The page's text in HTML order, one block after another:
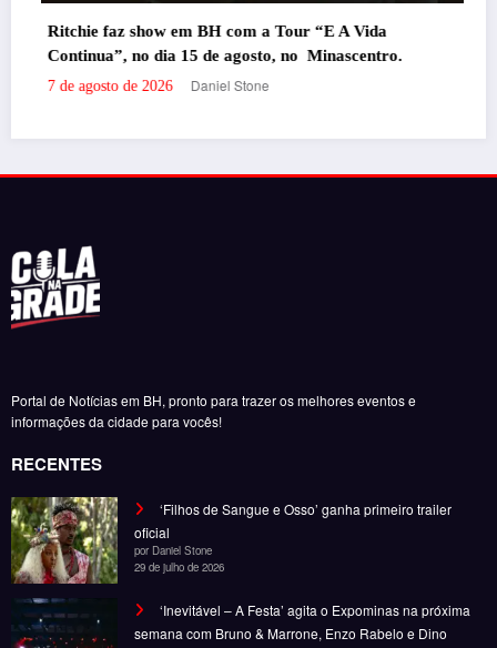
Ritchie faz show em BH com a Tour “E A Vida
Continua”, no dia 15 de agosto, no Minascentro.
7 de agosto de 2026 Daniel Stone
Portal de Notícias em BH, pronto para trazer os melhores eventos e
informações da cidade para vocês!
RECENTES
‘Filhos de Sangue e Osso’ ganha primeiro trailer
oficial
por Daniel Stone
29 de julho de 2026
‘Inevitável – A Festa’ agita o Expominas na próxima
semana com Bruno & Marrone, Enzo Rabelo e Dino